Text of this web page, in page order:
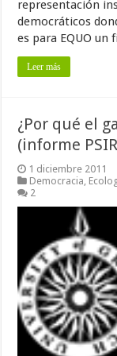
representación
democráticos
es para EQUO un
Leer más
¿Por qué el
(informe
1 diciembre 2011
Democracia,
2